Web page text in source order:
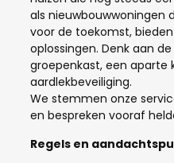
als nieuwbouwwoningen
voor de toekomst,
oplossingen. Denk aan
groepenkast, een aparte
aardlekbeveiliging.
We stemmen onze
en bespreken vooraf
Regels en